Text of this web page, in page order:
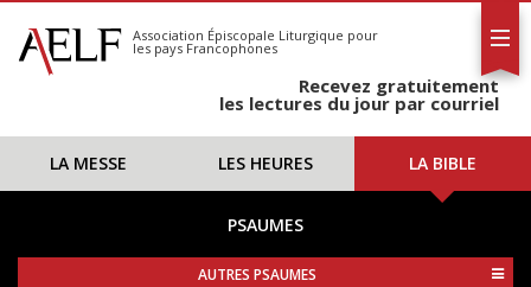
S'abonner
Calendrier
Association Épiscopale Liturgique pour
les pays Francophones
Recevez gratuitement
les lectures du jour par courriel
LA MESSE LES HEURES LA BIBLE
PSAUMES
AUTRES PSAUMES